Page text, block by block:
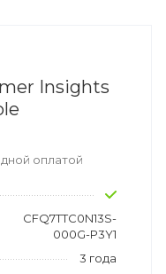
Insights
оплатой
CFQ7TTC0N13S-
000G-P3Y1
3 года